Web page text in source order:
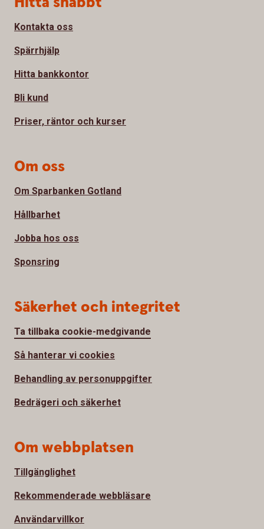
Kontakta oss
Spärrhjälp
Hitta bankkontor
Bli kund
Priser, räntor och kurser
Om oss
Om Sparbanken Gotland
Hållbarhet
Jobba hos oss
Sponsring
Säkerhet och integritet
Ta tillbaka cookie-medgivande
Så hanterar vi cookies
Behandling av personuppgifter
Bedrägeri och säkerhet
Om webbplatsen
Tillgänglighet
Rekommenderade webbläsare
Användarvillkor